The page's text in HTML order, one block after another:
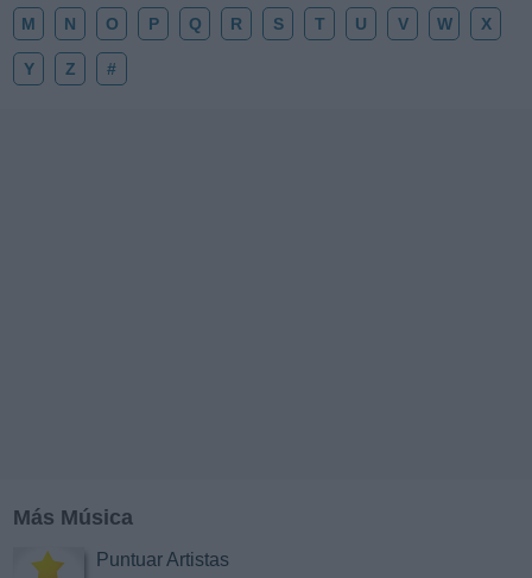
M N O P Q R S T U V W X
Y Z #
Más Música
Puntuar Artistas